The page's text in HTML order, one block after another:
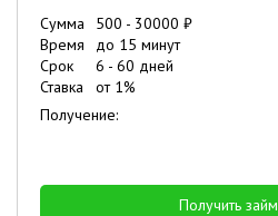
Сумма 500 - 30000 ₽
Время
до 15 минут
Срок
6 - 60 дней
Ставка
от 1%
Получение:
Получить займ